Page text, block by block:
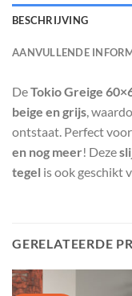
BESCHRIJVING
AANVULLENDE
DeTokio Greige
beige en grijs,
ontstaat. Perfect voor
en nog meer! Deze
tegel is ook geschikt
GERELATEERDE